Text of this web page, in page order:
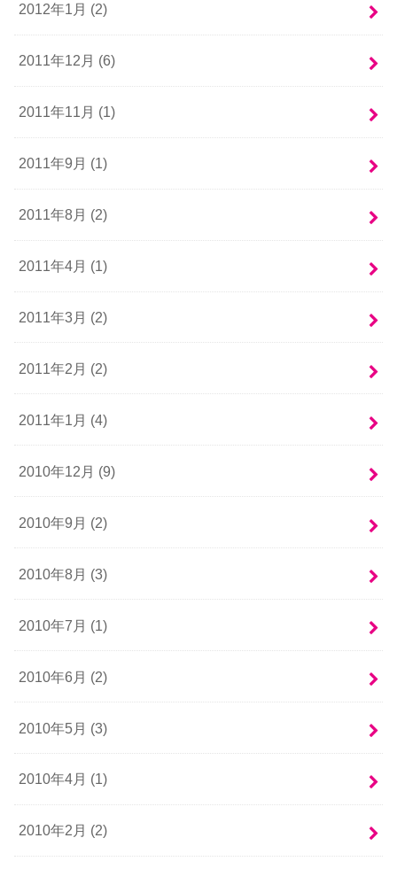
2012年1月 (2)
2011年12月 (6)
2011年11月 (1)
2011年9月 (1)
2011年8月 (2)
2011年4月 (1)
2011年3月 (2)
2011年2月 (2)
2011年1月 (4)
2010年12月 (9)
2010年9月 (2)
2010年8月 (3)
2010年7月 (1)
2010年6月 (2)
2010年5月 (3)
2010年4月 (1)
2010年2月 (2)